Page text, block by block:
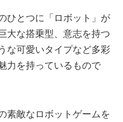
ひとつに「ロボット」が
大な搭乗型、意志を持つ
な可愛いタイプなど多彩
力を持っているもので
素敵なロボットゲームを